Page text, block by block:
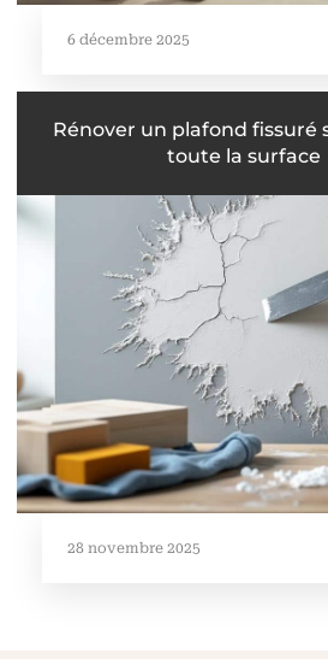
6 décembre 2025
Rénover un plafond fissuré
toute la surface
28 novembre 2025